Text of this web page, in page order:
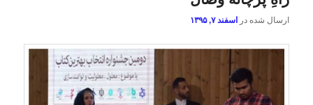
ارسال شده دراسفند ۷, ۱۳۹۵